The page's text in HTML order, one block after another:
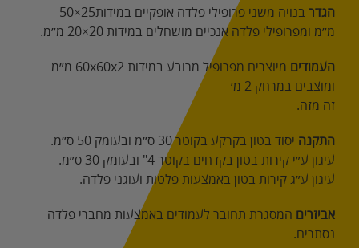
הגדר
‭ ‬בנויה‭ ‬משני‭ ‬פרופילי‭ ‬פלדה‭ ‬אופקיים‭ ‬במידות‭ ‬50×25‭
‬מ״מ‭ ‬ומפרופילי‭ ‬פלדה‭ ‬אנכיים‭ ‬מושחלים‭ ‬במידות‭ ‬20×20‭ ‬מ״מ‭.‬
העמודים
‬ומוצבים‭ ‬במרחק‭ ‬2‭ ‬מ׳‭
זה‭ ‬מזה‭.‬
התקנה
עיגון‭ ‬ע״י‭ ‬קירות‭ ‬בטון‭ ‬בקדחים‭ ‬בקוטר‭ "‬4‭ ‬ובעומק‭ ‬30‭ ‬ס״מ. ‬
עיגון‭ ‬ע״ג‭ ‬קירות‭ ‬בטון‭ ‬באמצעות‭ ‬פלטות‭ ‬ועוגני‭ ‬פלדה‭.‬
אביזרים
‬נסתרים‭.‬